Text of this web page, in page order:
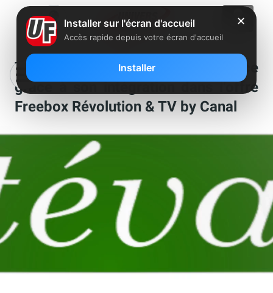
Téva espère gagner 10% d’audience
grâce à son intégration dans l’offre
Freebox Révolution & TV by Canal
✕
Installer sur l'écran d'accueil
Accès rapide depuis votre écran d'accueil
Installer